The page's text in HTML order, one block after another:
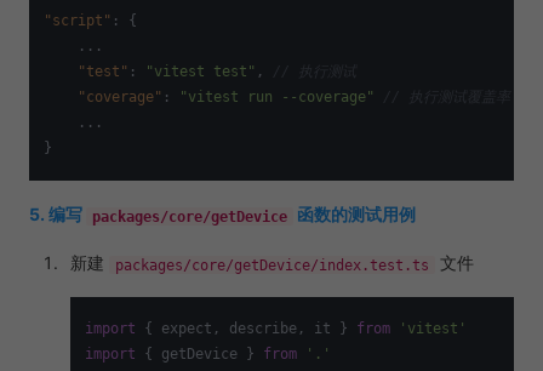
"script" :
{
    ...
"test" : "vitest test" ,
"coverage" : "vitest run --coverage"
}
5. 编写 packages/core/getDevice 函数的测试用例
新建 packages/core/getDevice/index.test.ts 文件
import { expect, describe, it } from
'vitest'
import { getDevice } from '.'